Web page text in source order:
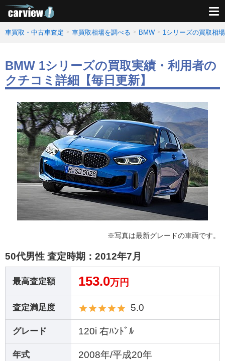
車買取・中古車査定 車買取相場を調べる BMW 1シリーズの買取相
BMW 1シリーズの買取実績・利用者の
クチコミ詳細【毎日更新】
※写真は最新グレードの車両です。
50代男性 査定時期： 2012年7月
最高査定額 153.0万円
査定満足度 5.0
グレード 120i 右ﾊﾝﾄﾞﾙ
年式 2008年/平成20年